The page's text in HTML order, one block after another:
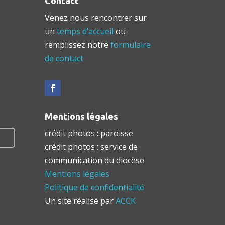
Venez nous rencontrer sur
untemps d’accueil ou
remplissez notreformulaire
de contact
Mentions légales
crédit photos : paroisse
crédit photos : service de
communication du diocèse
Mentions légales
Politique de confidentialité
Un site réalisé parACCK